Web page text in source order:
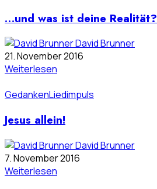
…und was ist deine Realität?
David Brunner
21. November 2016
Weiterlesen
GedankenLiedimpuls
Jesus allein!
David Brunner
7. November 2016
Weiterlesen